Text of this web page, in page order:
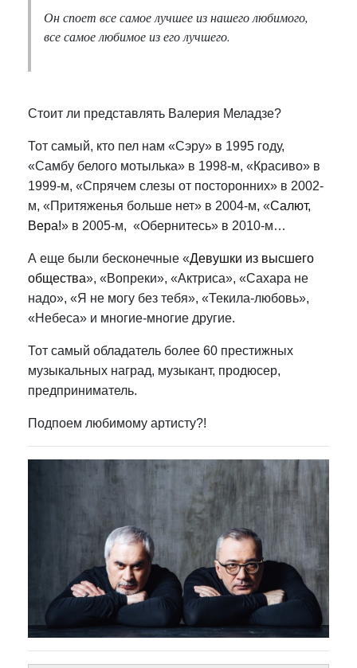
Он споет все самое лучшее из нашего любимого,
все самое любимое из его лучшего.
Стоит ли представлять Валерия Меладзе?
Тот самый, кто пел нам «Сэру» в 1995 году,
«Самбу белого мотылька» в 1998-м, «Красиво» в
1999-м, «Спрячем слезы от посторонних» в 2002-
м, «Притяженья больше нет» в 2004-м, «Салют,
Вера!» в 2005-м, «Обернитесь» в 2010-м…
А еще были бесконечные «Девушки из высшего
общества», «Вопреки», «Актриса», «Сахара не
надо», «Я не могу без тебя», «Текила-любовь»,
«Небеса» и многие-многие другие.
Тот самый обладатель более 60 престижных
музыкальных наград, музыкант, продюсер,
предприниматель.
Подпоем любимому артисту?!